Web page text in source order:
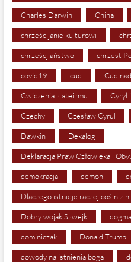
Charles Darwin China
chrześcijanie kulturowi
chrześcjiaństwo chrzest
covid19 cud Cud
Ćwiczenia z ateizmu Cyryl
Czechy Czesław Cyrul
Dawkin Dekalog
Deklaracja Praw Człowieka i
demokracja demon
Dlaczego istnieje raczej coś niż
Dobry wojak Szwejk
dominiczak Donald Trump
dowody na istnienia boga